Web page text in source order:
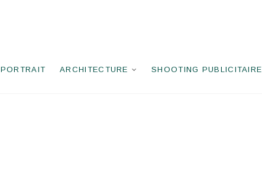
PORTRAIT ARCHITECTURE SHOOTING PUBLICITAIRE